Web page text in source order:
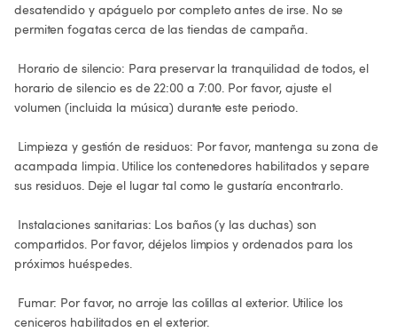
desatendido y apáguelo por completo antes de irse. No se
permiten fogatas cerca de las tiendas de campaña.
horario de silencio es de 22:00 a 7:00. Por favor, ajuste el
volumen (incluida la música) durante este periodo.
acampada limpia. Utilice los contenedores habilitados y separe
sus residuos. Deje el lugar tal como le gustaría encontrarlo.
compartidos. Por favor, déjelos limpios y ordenados para los
próximos huéspedes.
ceniceros habilitados en el exterior.